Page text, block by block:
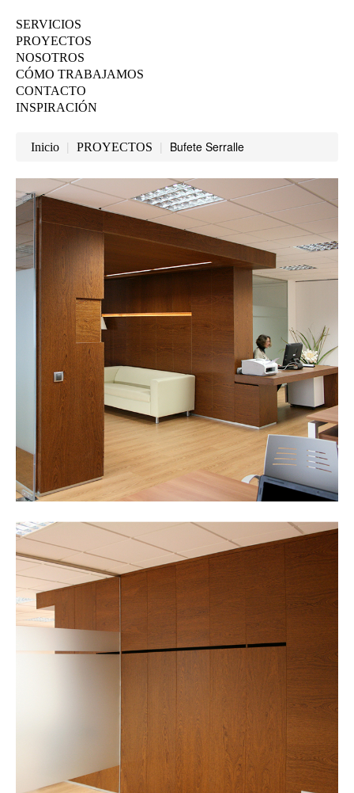
SERVICIOS
PROYECTOS
NOSOTROS
CÓMO TRABAJAMOS
CONTACTO
INSPIRACIÓN
Inicio | PROYECTOS | Bufete Serralle